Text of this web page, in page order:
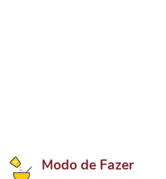
Modo de Fazer